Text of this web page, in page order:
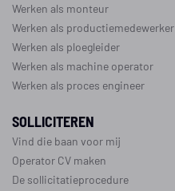
Werken als monteur
Werken als productiemedewerker
Werken als ploegleider
Werken als machine operator
Werken als proces engineer
SOLLICITEREN
Vind die baan voor mij
Operator CV maken
De sollicitatieprocedure